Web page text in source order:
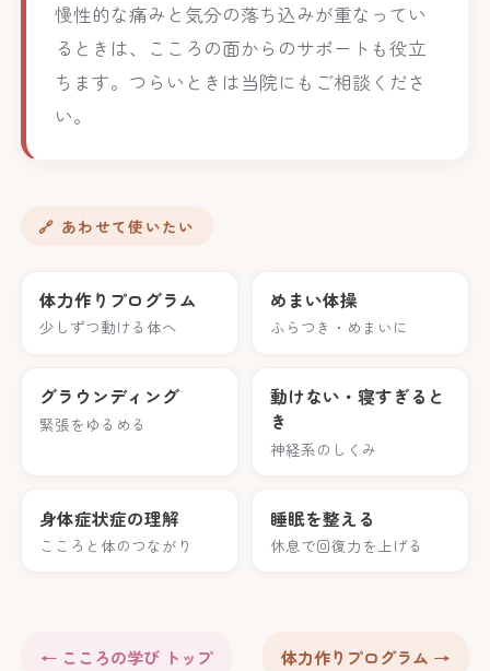
慢性的な痛みと気分の落ち込みが重なってい
るときは、こころの面からのサポートも役立
ちます。つらいときは当院にもご相談くださ
い。
🔗 あわせて使いたい
体力作りプログラム
少しずつ動ける体へ
めまい体操
ふらつき・めまいに
グラウンディング
緊張をゆるめる
動けない・寝すぎると
き
神経系のしくみ
身体症状症の理解
こころと体のつながり
睡眠を整える
休息で回復力を上げる
← こころの学び トップ 体力作りプログラム →